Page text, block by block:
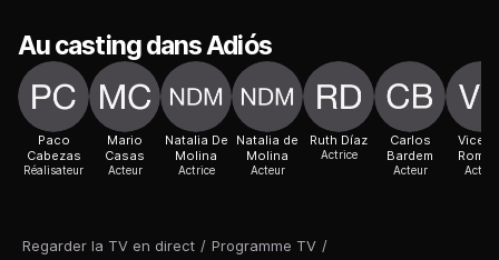
Regarder la TV en direct / Programme TV /
Au casting dans Adiós
Paco
Cabezas
Réalisateur
Mario
Casas
Acteur
Natalia De
Molina
Actrice
Natalia de
Molina
Acteur
Ruth Díaz
Actrice
Carlos
Bardem
Acteur Acteur